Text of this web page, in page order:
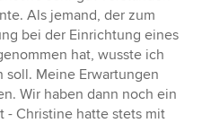
Als jemand, der zum
bei der Einrichtung eines
hat, wusste ich
soll. Meine Erwartungen
Wir haben dann noch ein
- Christine hatte stets mit